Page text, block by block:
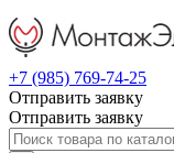
+7 (985) 769-74-25
Отправить заявку
Отправить заявку